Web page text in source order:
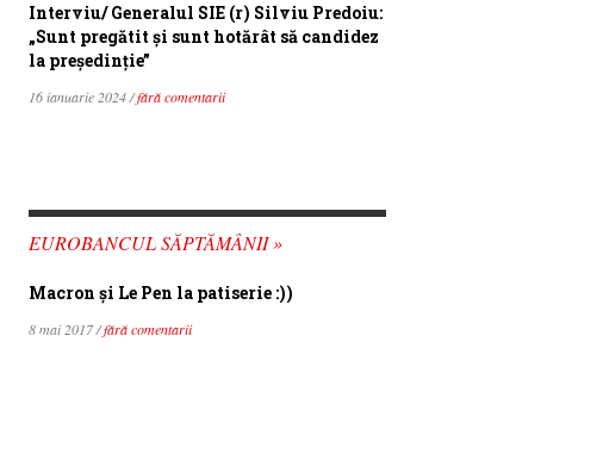
Interviu/ Generalul SIE (r) Silviu Predoiu:
„Sunt pregătit și sunt hotărât să candidez
la președinție”
16 ianuarie 2024 /fără comentarii
EUROBANCUL SĂPTĂMÂNII »
Macron şi Le Pen la patiserie :))
8 mai 2017 /fără comentarii